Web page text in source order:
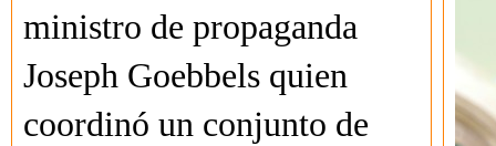
ministro de propaganda
Joseph Goebbels quien
coordinó un conjunto de